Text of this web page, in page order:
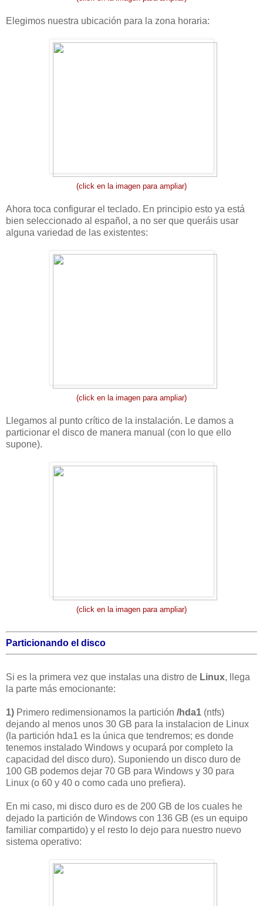
Elegimos nuestra ubicación para la zona horaria:
(click en la imagen para ampliar)
Ahora toca configurar el teclado. En principio esto ya está
bien seleccionado al español, a no ser que queráis usar
alguna variedad de las existentes:
(click en la imagen para ampliar)
Llegamos al punto crítico de la instalación. Le damos a
particionar el disco de manera manual (con lo que ello
supone).
(click en la imagen para ampliar)
Particionando el disco
Si es la primera vez que instalas una distro de Linux, llega
la parte más emocionante:
1) Primero redimensionamos la partición /hda1 (ntfs)
dejando al menos unos 30 GB para la instalacion de Linux
(la partición hda1 es la única que tendremos; es donde
tenemos instalado Windows y ocupará por completo la
capacidad del disco duro). Suponiendo un disco duro de
100 GB podemos dejar 70 GB para Windows y 30 para
Linux (o 60 y 40 o como cada uno prefiera).
En mi caso, mi disco duro es de 200 GB de los cuales he
dejado la partición de Windows con 136 GB (es un equipo
familiar compartido) y el resto lo dejo para nuestro nuevo
sistema operativo: